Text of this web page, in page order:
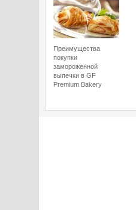
Преимущества
покупки
замороженной
выпечки в GF
Premium Bakery